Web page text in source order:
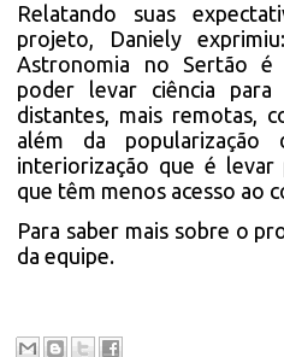
Relatando suas
projeto, Daniely
Astronomia no Sertão é
poder levar ciência
distantes, mais remotas,
além da popularização
interiorização que é levar
que têm menos acesso ao
Para saber mais sobre o
da equipe.